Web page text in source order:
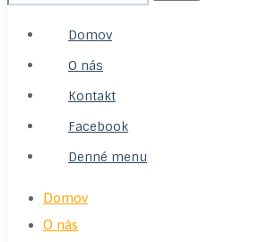
Domov
O nás
Kontakt
Facebook
Denné menu
Domov
O nás